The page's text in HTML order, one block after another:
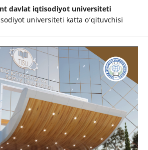
davlat iqtisodiyot universiteti
universiteti katta o‘qituvchisi